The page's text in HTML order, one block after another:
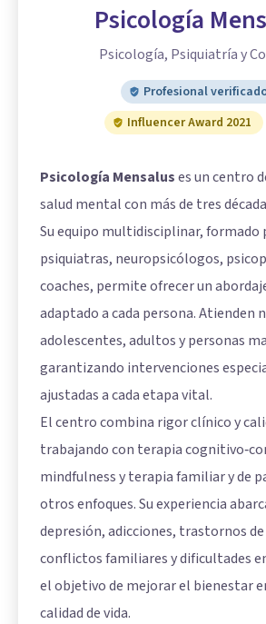
Psicología
Psicología, Psiquiatría y
Profesional
Influencer Award 2021
Psicología Mensaluses un centro
salud mental con más de tres
Su equipo multidisciplinar, formado
psiquiatras, neuropsicólogos,
coaches, permite ofrecer un
adaptado a cada persona. Atienden
adolescentes, adultos y personas
garantizando intervenciones
ajustadas a cada etapa vital.
El centro combina rigor clínico y
trabajando con terapia
mindfulness y terapia familiar y de
otros enfoques. Su experiencia
depresión, adicciones, trastornos
conflictos familiares y dificultades
el objetivo de mejorar el bienestar
calidad de vida.